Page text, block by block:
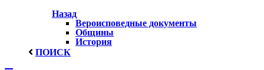
Назад
Вероисповедные документы
Общины
История
ПОИСК